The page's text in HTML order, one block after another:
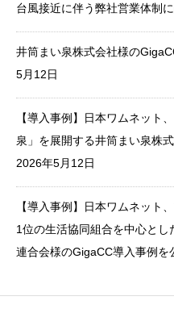
台風接近に伴う弊社営業体制
井筒まい泉株式会社様の
5月12日
【導入事例】日本ワムネット
泉」を展開する井筒まい泉株
2026年5月12日
【導入事例】日本ワムネット
1位の生活協同組合を中心と
連合会様のGigaCC導入事例を